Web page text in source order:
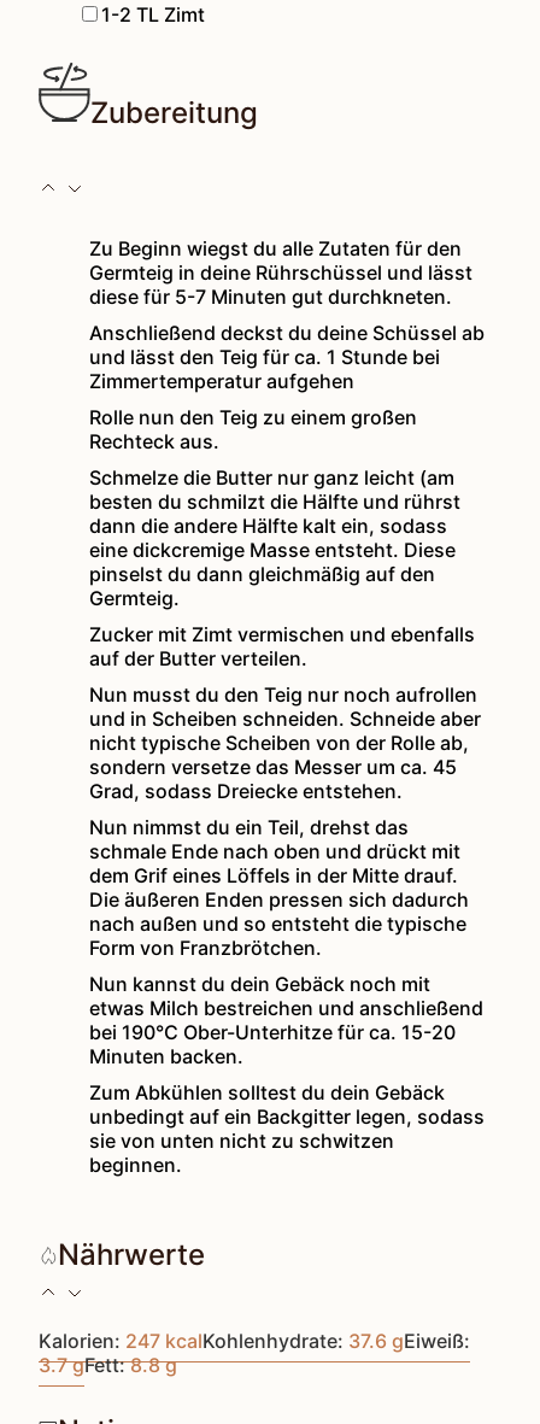
▢
1-2 TL Zimt
Zubereitung
Zu Beginn wiegst du alle Zutaten für den
Germteig in deine Rührschüssel und lässt
diese für 5-7 Minuten gut durchkneten.
Anschließend deckst du deine Schüssel ab
und lässt den Teig für ca. 1 Stunde bei
Zimmertemperatur aufgehen
Rolle nun den Teig zu einem großen
Rechteck aus.
Schmelze die Butter nur ganz leicht (am
besten du schmilzt die Hälfte und rührst
dann die andere Hälfte kalt ein, sodass
eine dickcremige Masse entsteht. Diese
pinselst du dann gleichmäßig auf den
Germteig.
Zucker mit Zimt vermischen und ebenfalls
auf der Butter verteilen.
Nun musst du den Teig nur noch aufrollen
und in Scheiben schneiden. Schneide aber
nicht typische Scheiben von der Rolle ab,
sondern versetze das Messer um ca. 45
Grad, sodass Dreiecke entstehen.
Nun nimmst du ein Teil, drehst das
schmale Ende nach oben und drückt mit
dem Grif eines Löffels in der Mitte drauf.
Die äußeren Enden pressen sich dadurch
nach außen und so entsteht die typische
Form von Franzbrötchen.
Nun kannst du dein Gebäck noch mit
etwas Milch bestreichen und anschließend
bei 190°C Ober-Unterhitze für ca. 15-20
Minuten backen.
Zum Abkühlen solltest du dein Gebäck
unbedingt auf ein Backgitter legen, sodass
sie von unten nicht zu schwitzen
beginnen.
Nährwerte
Kalorien: 247 kcalKohlenhydrate: 37.6 gEiweiß:
3.7 gFett:8.8 g